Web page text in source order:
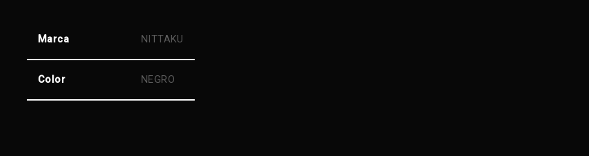
Marca NITTAKU
Color NEGRO